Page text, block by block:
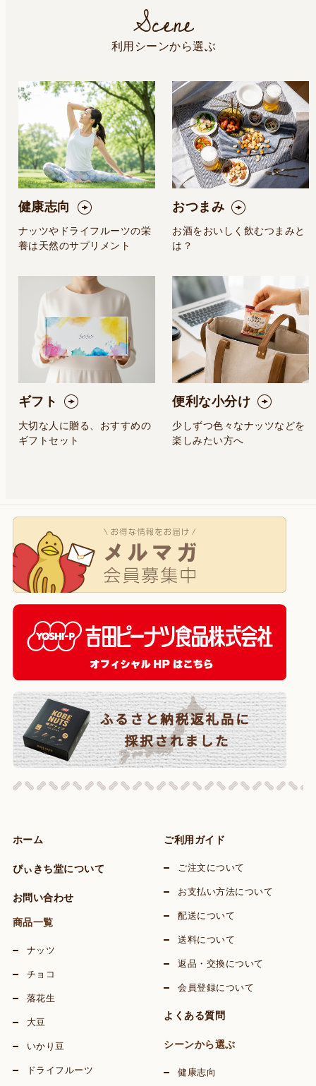
Scene
利用シーンから選ぶ
健康志向
ナッツやドライフルーツの栄
養は天然のサプリメント
おつまみ
お酒をおいしく飲むつまみと
は？
ギフト
大切な人に贈る、おすすめの
ギフトセット
便利な小分け
少しずつ色々なナッツなどを
楽しみたい方へ
ホーム
ぴぃきち堂について
お問い合わせ
ご利用ガイド
ご注文について
お支払い方法について
配送について
送料について
返品・交換について
会員登録について
よくある質問
商品一覧
ナッツ
チョコ
落花生
大豆
いかり豆
ドライフルーツ
シーンから選ぶ
健康志向